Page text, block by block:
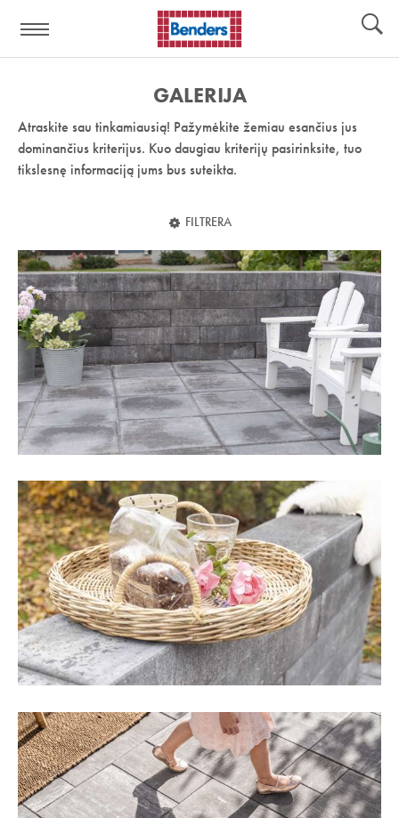
nuoroda:
GALERIJA
Atraskite sau tinkamiausią! Pažymėkite žemiau esančius jus
dominančius kriterijus. Kuo daugiau kriterijų pasirinksite, tuo
tikslesnę informaciją jums bus suteikta.
FILTRERA